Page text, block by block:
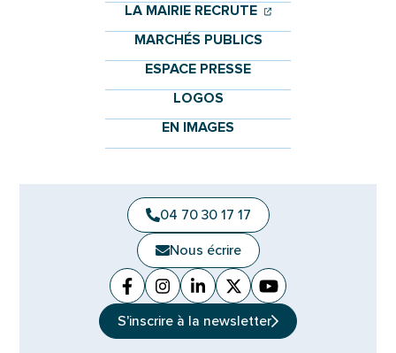
LA MAIRIE RECRUTE (OUVERTURE
(OUVERTURE
MARCHÉS PUBLICS
ESPACE PRESSE
LOGOS
EN IMAGES
04 70 30 17 17
Nous écrire
Facebook
(ouverture dans un nouvel onglet)
Instagram
(ouverture dans un nouvel
Linkedin
(ouverture dans un nouvel
X (Twitter)
(ouverture dans un
YouTube
(ouverture dans
S'inscrire à la newsletter